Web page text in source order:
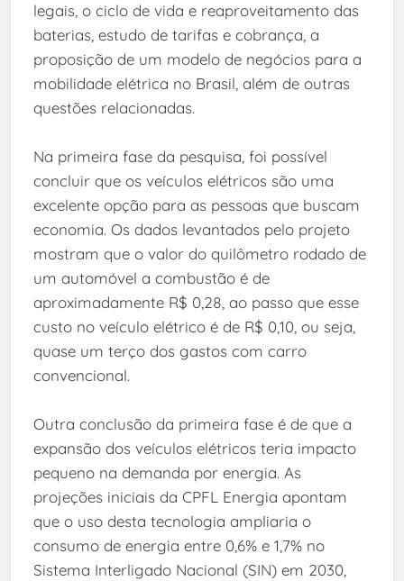
legais, o ciclo de vida e reaproveitamento das
baterias, estudo de tarifas e cobrança, a
proposição de um modelo de negócios para a
mobilidade elétrica no Brasil, além de outras
questões relacionadas.
Na primeira fase da pesquisa, foi possível
concluir que os veículos elétricos são uma
excelente opção para as pessoas que buscam
economia. Os dados levantados pelo projeto
mostram que o valor do quilômetro rodado de
um automóvel a combustão é de
aproximadamente R$ 0,28, ao passo que esse
custo no veículo elétrico é de R$ 0,10, ou seja,
quase um terço dos gastos com carro
convencional.
Outra conclusão da primeira fase é de que a
expansão dos veículos elétricos teria impacto
pequeno na demanda por energia. As
projeções iniciais da CPFL Energia apontam
que o uso desta tecnologia ampliaria o
consumo de energia entre 0,6% e 1,7% no
Sistema Interligado Nacional (SIN) em 2030,